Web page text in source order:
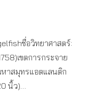
ชื่อวิทยาศาสตร์:
เขตการกระจาย
าสมุทรแอตแลนติก
นิ้ว)…